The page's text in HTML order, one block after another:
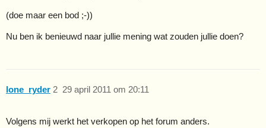
(doe maar een bod ;-))
Nu ben ik benieuwd naar jullie mening wat zouden jullie doen?
lone_ryder 29 april 2011 om 20:11
2
Volgens mij werkt het verkopen op het forum anders.